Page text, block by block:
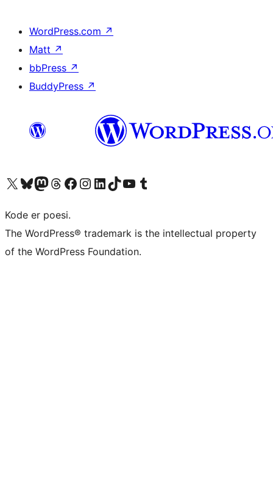
WordPress.com ↗
Matt ↗
bbPress ↗
BuddyPress ↗
Besøk vår konto på X Visit our Bluesky account
Besøk vår Mastodon-konto
Visit our Threads account
Besøk vår Facebook-sideBesøk vår Instagram-konto
Besøk vår LinkedIn-konto
Visit our TikTok account
Visit our YouTube channel
Visit our Tumblr account
Kode er poesi.
The WordPress® trademark is the intellectual property
of the WordPress Foundation.